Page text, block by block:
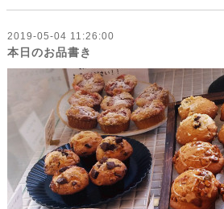
2019-05-04 11:26:00
本日のお品書き